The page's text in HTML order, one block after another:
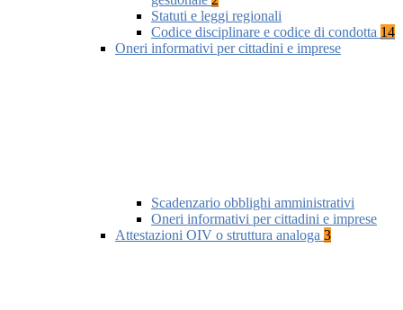
Statuti e leggi regionali
Codice disciplinare e codice di condotta 14
Oneri informativi per cittadini e imprese
Scadenzario obblighi amministrativi
Oneri informativi per cittadini e imprese
Attestazioni OIV o struttura analoga 3